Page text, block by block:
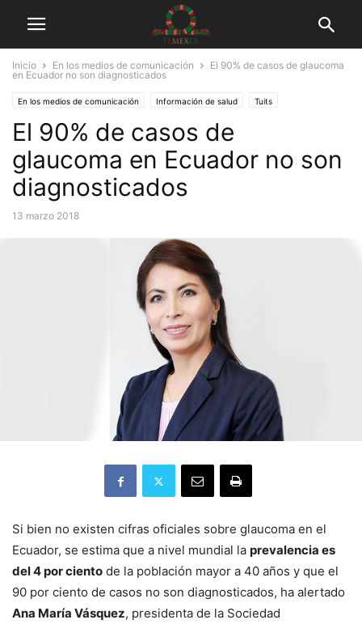
Inicio En los medios de comunicación
El 90% de casos de glaucoma
en Ecuador no son diagnosticados
En los medios de comunicación Información de salud Tuits
El 90% de casos de
glaucoma en Ecuador no son
diagnosticados
13 marzo 2018
Si bien no existen cifras oficiales sobre glaucoma en el
Ecuador, se estima que a nivel mundial la prevalencia es
del 4 por ciento de la población mayor a 40 años y que el
90 por ciento de casos no son diagnosticados, ha alertado
Ana María Vásquez, presidenta de la Sociedad